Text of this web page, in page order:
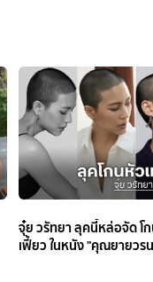
จุ๋ย วรัทยา ลุคนี้หล่อจัด
เฟี้ยว ในหนัง "คุณยายวร